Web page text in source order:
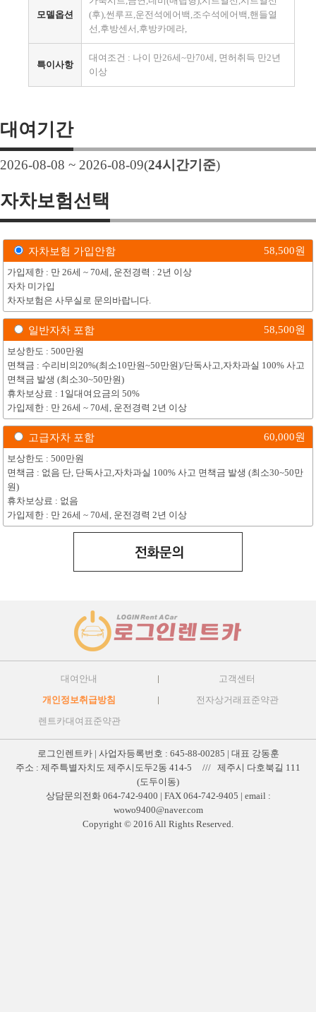
모델옵션
(후),썬루프,운전석에어백,조수석에어백,핸들열
선,후방센서,후방카메라,
특이사항
대여조건 : 나이 만26세~만70세, 면허취득 만2년
이상
대여기간
2026-08-08 ~ 2026-08-09(24시간기준)
자차보험선택
자차보험 가입안함 58,500원
가입제한 : 만 26세 ~ 70세, 운전경력 : 2년 이상
자차 미가입
차자보험은 사무실로 문의바랍니다.
일반자차 포함 58,500원
보상한도 : 500만원
면책금 : 수리비의20%(최소10만원~50만원)/단독사고,자차과실 100% 사고
면책금 발생 (최소30~50만원)
휴차보상료 : 1일대여요금의 50%
가입제한 : 만 26세 ~ 70세, 운전경력 2년 이상
고급자차 포함 60,000원
보상한도 : 500만원
면책금 : 없음 단, 단독사고,자차과실 100% 사고 면책금 발생 (최소30~50만
원)
휴차보상료 : 없음
가입제한 : 만 26세 ~ 70세, 운전경력 2년 이상
대여안내 고객센터
개인정보취급방침 전자상거래표준약관
렌트카대여표준약관
로그인렌트카 | 사업자등록번호 : 645-88-00285 | 대표 강동훈
주소 : 제주특별자치도 제주시도두2동 414-5 /// 제주시 다호북길 111
(도두이동)
상담문의전화 064-742-9400 | FAX 064-742-9405 | email :
wowo9400@naver.com
Copyright © 2016 All Rights Reserved.